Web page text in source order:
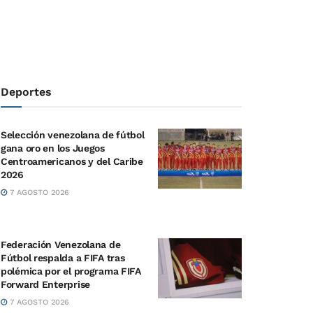
Deportes
Selección venezolana de fútbol
gana oro en los Juegos
Centroamericanos y del Caribe
2026
7 AGOSTO 2026
Federación Venezolana de
Fútbol respalda a FIFA tras
polémica por el programa FIFA
Forward Enterprise
7 AGOSTO 2026